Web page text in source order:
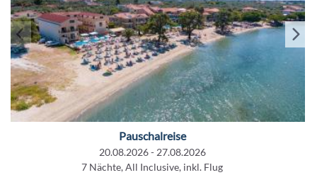
Pauschalreise
20.08.2026 - 27.08.2026
7 Nächte, All Inclusive, inkl. Flug